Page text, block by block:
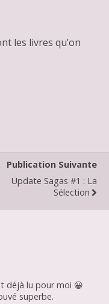
les livres qu’on
Publication Suivante
Update Sagas #1 : La
Sélection
déjà lu pour moi 😀
superbe.